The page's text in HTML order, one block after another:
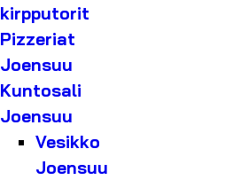
kirpputorit
Pizzeriat
Joensuu
Kuntosali
Joensuu
Vesikko
Joensuu